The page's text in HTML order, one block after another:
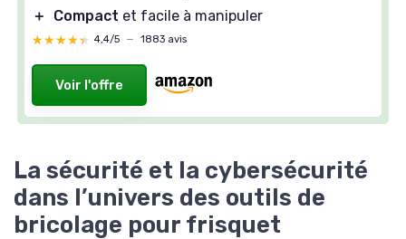
＋
Compact et facile à manipuler
★★★★★
★★★★★ 4,4/5 — 1883 avis
Voir l'offre
La sécurité et la cybersécurité
dans l’univers des outils de
bricolage pour frisquet